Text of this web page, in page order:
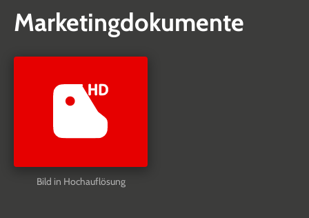
Marketingdokumente
Bild in Hochauflösung